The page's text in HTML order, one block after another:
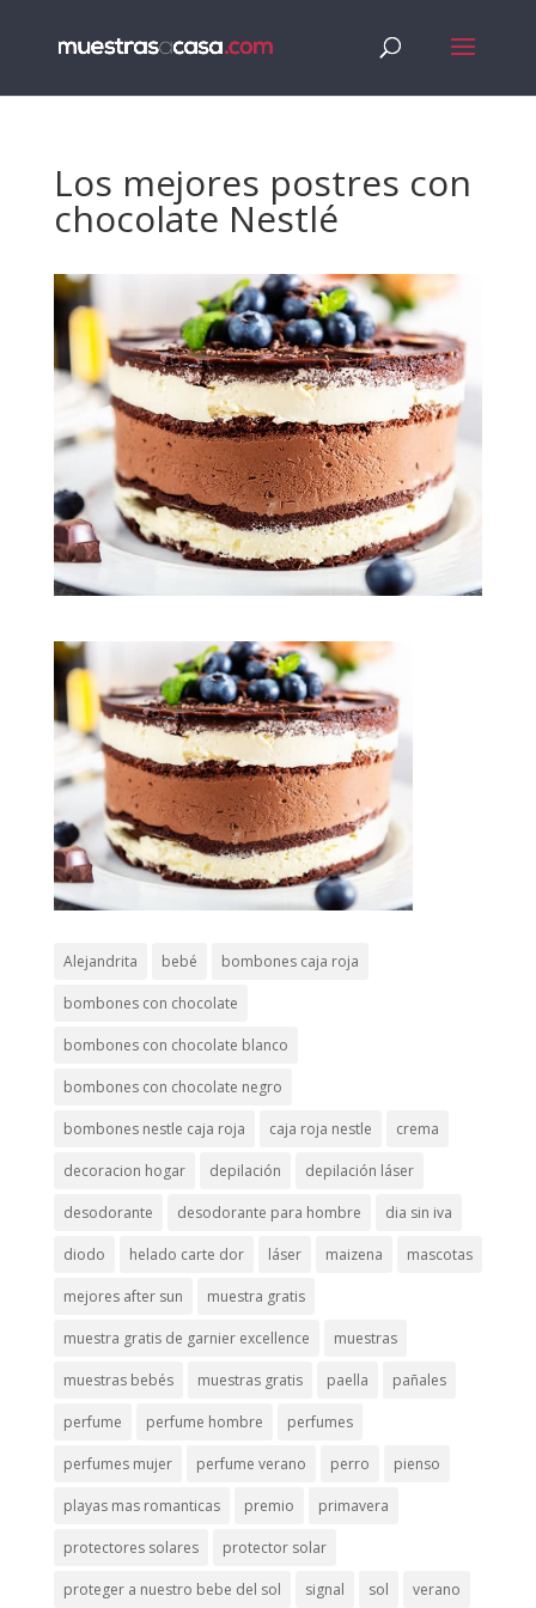
Los mejores postres con
chocolate Nestlé
Alejandrita bebé bombones caja roja
bombones con chocolate
bombones con chocolate blanco
bombones con chocolate negro
bombones nestle caja roja caja roja nestle crema
decoracion hogar depilación depilación láser
desodorante desodorante para hombre dia sin iva
diodo helado carte dor láser maizena mascotas
mejores after sun muestra gratis
muestra gratis de garnier excellence muestras
muestras bebés muestras gratis paella pañales
perfume perfume hombre perfumes
perfumes mujer perfume verano perro pienso
playas mas romanticas premio primavera
protectores solares protector solar
proteger a nuestro bebe del sol signal sol verano